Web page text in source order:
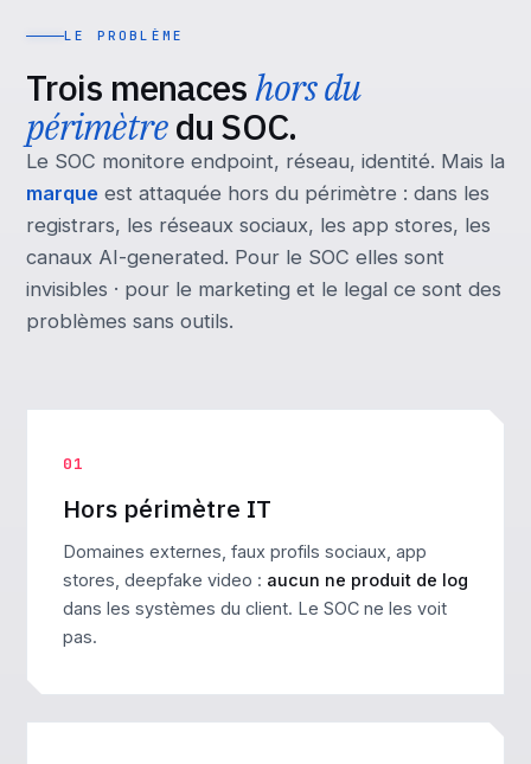
LE PROBLÈME
Trois menaceshors du
périmètredu SOC.
Le SOC monitore endpoint, réseau, identité. Mais la
marque est attaquée hors du périmètre : dans les
registrars, les réseaux sociaux, les app stores, les
canaux AI-generated. Pour le SOC elles sont
invisibles · pour le marketing et le legal ce sont des
problèmes sans outils.
01
Hors périmètre IT
Domaines externes, faux profils sociaux, app
stores, deepfake video : aucun ne produit de log
dans les systèmes du client. Le SOC ne les voit
pas.